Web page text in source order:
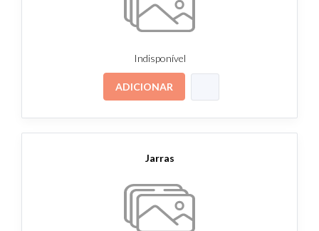
Indisponível
ADICIONAR
Jarras